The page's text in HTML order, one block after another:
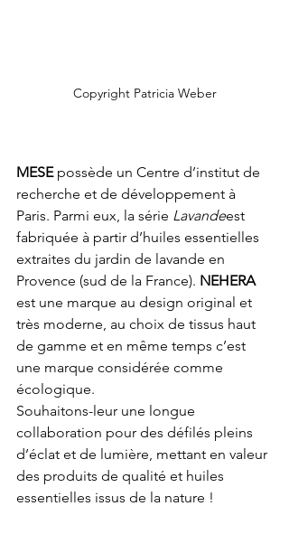
Copyright Patricia Weber
MESE possède un Centre d’institut de
recherche et de développement à
Paris. Parmi eux, la série Lavandeest
fabriquée à partir d’huiles essentielles
extraites du jardin de lavande en
Provence (sud de la France). NEHERA
est une marque au design original et
très moderne, au choix de tissus haut
de gamme et en même temps c’est
une marque considérée comme
écologique.
Souhaitons-leur une longue
collaboration pour des défilés pleins
d’éclat et de lumière, mettant en valeur
des produits de qualité et huiles
essentielles issus de la nature !